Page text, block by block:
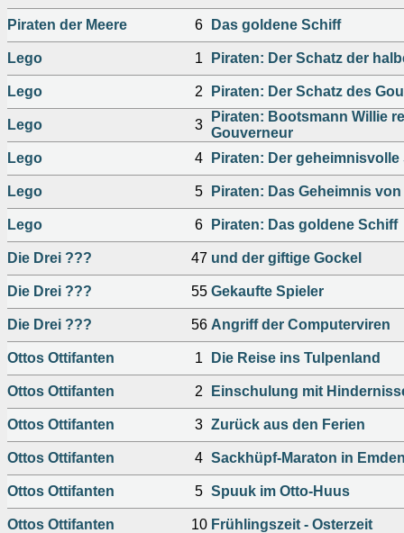
Piraten der Meere 6 Das goldene Schiff
Lego 1 Piraten: Der Schatz der
Lego 2 Piraten: Der Schatz des
Lego 3
Piraten: Bootsmann Willie
Gouverneur
Lego
4 Piraten: Der geheimnisvolle
Lego 5 Piraten: Das Geheimnis
Lego 6 Piraten: Das goldene Schiff
Die Drei ??? 47 und der giftige Gockel
Die Drei ??? 55 Gekaufte Spieler
Die Drei ??? 56 Angriff der Computerviren
Ottos Ottifanten 1 Die Reise ins Tulpenland
Ottos Ottifanten 2 Einschulung mit
Ottos Ottifanten 3 Zurück aus den Ferien
Ottos Ottifanten 4 Sackhüpf-Maraton in
Ottos Ottifanten 5 Spuuk im Otto-Huus
Ottos Ottifanten 10 Frühlingszeit - Osterzeit